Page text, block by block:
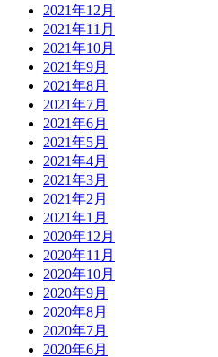
2021年12月
2021年11月
2021年10月
2021年9月
2021年8月
2021年7月
2021年6月
2021年5月
2021年4月
2021年3月
2021年2月
2021年1月
2020年12月
2020年11月
2020年10月
2020年9月
2020年8月
2020年7月
2020年6月